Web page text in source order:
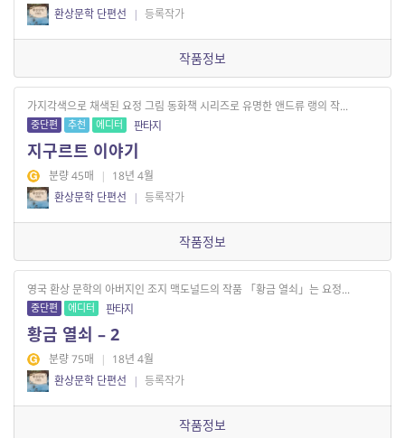
환상문학 단편선
| 등록작가
작품정보
가지각색으로 채색된 요정 그림 동화책 시리즈로 유명한 앤드류 랭의 작...
중단편 추천 에디터 판타지
지구르트 이야기
분량 45매 | 18년 4월
환상문학 단편선
| 등록작가
작품정보
영국 환상 문학의 아버지인 조지 맥도널드의 작품 「황금 열쇠」는 요정...
중단편 에디터 판타지
황금 열쇠 – 2
분량 75매 | 18년 4월
환상문학 단편선
| 등록작가
작품정보